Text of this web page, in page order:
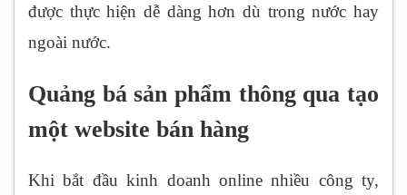
được thực hiện dễ dàng hơn dù trong nước hay
ngoài nước.
Quảng bá sản phẩm thông qua tạo
một website bán hàng
Khi bắt đầu kinh doanh online nhiều công ty,